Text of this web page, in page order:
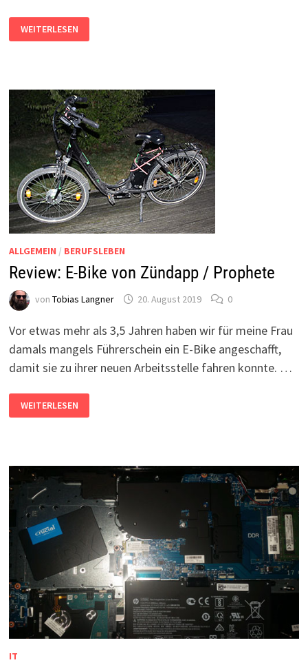
HANDY-
AKKU
LÄDT
HILFE
BEI
SAMSUNG,
IPHONE
&
CO.
WEITERLESEN
ALLGEMEIN / BERUFSLEBEN
Review: E-Bike von Zündapp / Prophete
von Tobias Langner 20. August 2019 0
Vor etwas mehr als 3,5 Jahren haben wir für meine Frau
damals mangels Führerschein ein E-Bike angeschafft,
damit sie zu ihrer neuen Arbeitsstelle fahren konnte. …
REVIEW:
E-
BIKE
WEITERLESEN
IT